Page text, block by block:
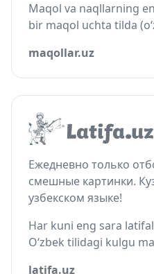
Maqol va naqllarning
bir maqol uchta tilda
maqollar.uz
Ежедневно только
смешные картинки.
узбекском языке!
Har kuni eng sara
O‘zbek tilidagi kulgu
latifa.uz